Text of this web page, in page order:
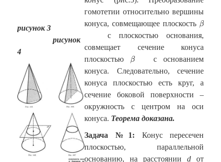
рисунок 3
рисунок
4
гомотетии относительно вершины
конуса, совмещающее плоскость β
β
с плоскостью основания,
совмещает сечение конуса
плоскостью
β
β
с основанием
конуса. Следовательно, сечение
конуса плоскостью есть круг, а
сечение боковой поверхности –
окружность с центром на оси
конуса. Теорема доказана.
Задача №1: Конус пересечен
плоскостью, параллельной
основанию, на расстоянии d от